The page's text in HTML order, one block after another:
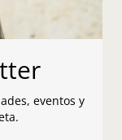
eventos y